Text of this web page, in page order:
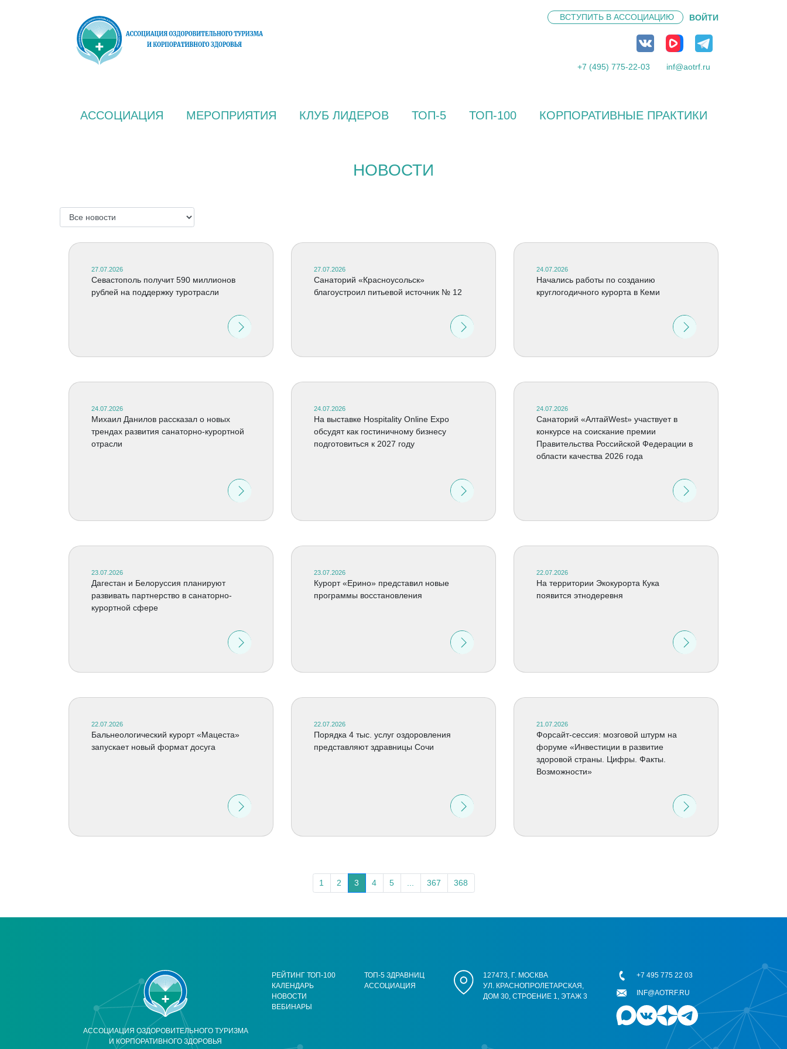
ВСТУПИТЬ В АССОЦИАЦИЮ ВОЙТИ
+7 (495) 775-22-03 inf@aotrf.ru
АССОЦИАЦИЯ МЕРОПРИЯТИЯ КЛУБ ЛИДЕРОВ ТОП-5 ТОП-100 КОРПОРАТИВНЫЕ ПРАКТИКИ
НОВОСТИ
27.07.2026
Севастополь получит 590 миллионов
рублей на поддержку туротрасли
27.07.2026
Санаторий «Красноусольск»
благоустроил питьевой источник № 12
24.07.2026
Начались работы по созданию
круглогодичного курорта в Кеми
24.07.2026
Михаил Данилов рассказал о новых
трендах развития санаторно-курортной
отрасли
24.07.2026
На выставке Hospitality Online Expo
обсудят как гостиничному бизнесу
подготовиться к 2027 году
24.07.2026
Санаторий «АлтайWest» участвует в
конкурсе на соискание премии
Правительства Российской Федерации в
области качества 2026 года
23.07.2026
Дагестан и Белоруссия планируют
развивать партнерство в санаторно-
курортной сфере
23.07.2026
Курорт «Ерино» представил новые
программы восстановления
22.07.2026
На территории Экокурорта Кука
появится этнодеревня
22.07.2026
Бальнеологический курорт «Мацеста»
запускает новый формат досуга
22.07.2026
Порядка 4 тыс. услуг оздоровления
представляют здравницы Сочи
21.07.2026
Форсайт-сессия: мозговой штурм на
форуме «Инвестиции в развитие
здоровой страны. Цифры. Факты.
Возможности»
1 2 3 4 5 367 368
АССОЦИАЦИЯ ОЗДОРОВИТЕЛЬНОГО ТУРИЗМА
И КОРПОРАТИВНОГО ЗДОРОВЬЯ
РЕЙТИНГ ТОП-100
КАЛЕНДАРЬ
НОВОСТИ
ВЕБИНАРЫ
ТОП-5 ЗДРАВНИЦ
АССОЦИАЦИЯ
127473, Г. МОСКВА
УЛ. КРАСНОПРОЛЕТАРСКАЯ,
ДОМ 30, СТРОЕНИЕ 1, ЭТАЖ 3
+7 495 775 22 03
INF@AOTRF.RU